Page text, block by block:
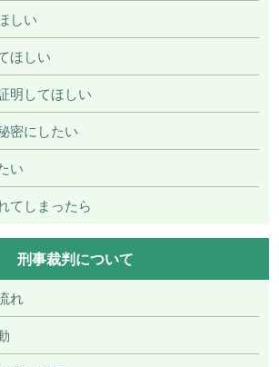
しい
ほしい
明してほしい
密にしたい
い
てしまったら
刑事裁判について
れ